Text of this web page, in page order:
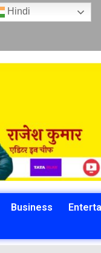
Hindi
Business